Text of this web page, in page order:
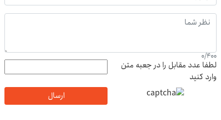
0/400
لطفا عدد مقابل را در جعبه متن
وارد کنید
ارسال